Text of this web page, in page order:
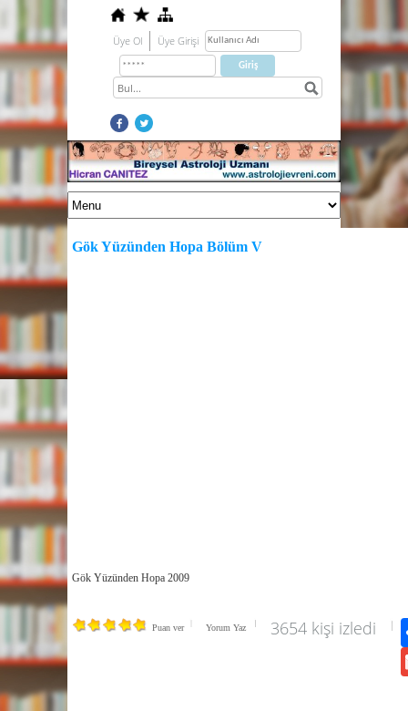
Üye Ol Üye Girişi
Gök Yüzünden Hopa Bölüm V
Gök Yüzünden Hopa 2009
Puan ver Yorum Yaz 3654 kişi izledi